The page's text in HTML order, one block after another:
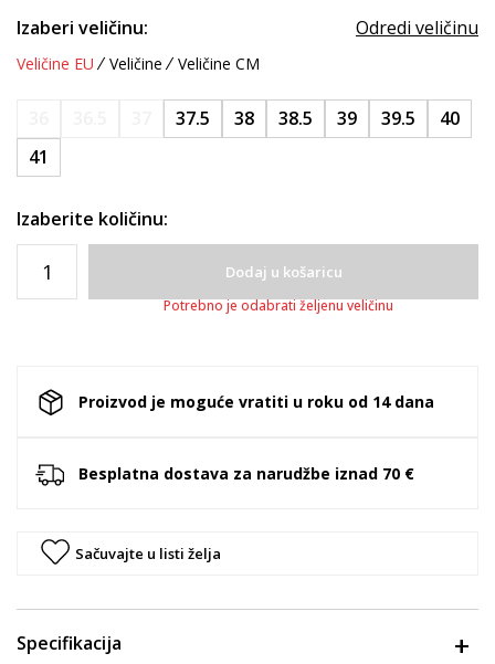
Izaberi veličinu: Odredi veličinu
Veličine EU Veličine Veličine CM
37.5 38 38.5 39 39.5
40
41
Izaberite količinu:
Dodaj u košaricu
Potrebno je odabrati željenu veličinu
Proizvod je moguće vratiti u roku od 14 dana
Besplatna dostava za narudžbe iznad 70 €
Sačuvajte u listi želja
Specifikacija